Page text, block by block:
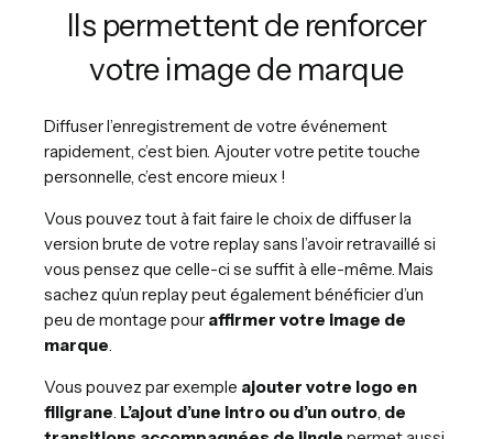
Ils permettent de renforcer
votre image de marque
Diffuser l’enregistrement de votre événement
rapidement, c’est bien. Ajouter votre petite touche
personnelle, c’est encore mieux !
Vous pouvez tout à fait faire le choix de diffuser la
version brute de votre replay sans l’avoir retravaillé si
vous pensez que celle-ci se suffit à elle-même. Mais
sachez qu’un replay peut également bénéficier d’un
peu de montage pour affirmer votre image de
marque.
Vous pouvez par exemple ajouter votre logo en
filigrane. L’ajout d’une intro ou d’un outro, de